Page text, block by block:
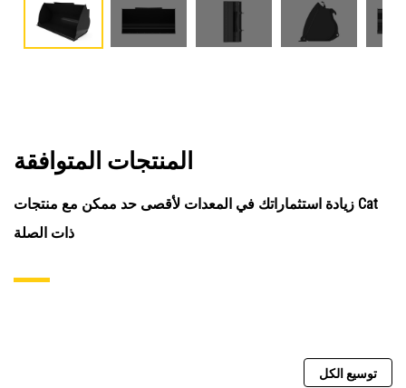
المنتجات المتوافقة
زيادة استثماراتك في المعدات لأقصى حد ممكن مع منتجات Cat
ذات الصلة
توسيع الكل